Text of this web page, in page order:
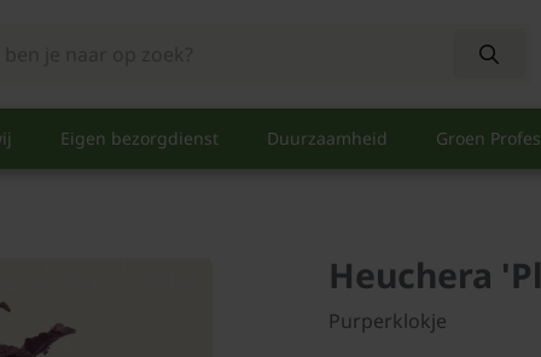
Eigen bezorgdienst Duurzaamheid Groen
Heuchera
Purperklokje